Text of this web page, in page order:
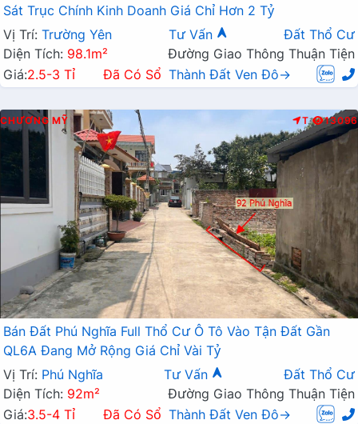
Sát Trục Chính Kinh Doanh Giá Chỉ Hơn 2 Tỷ
Vị Trí: Trường Yên Tư Vấn
Đất Thổ Cư
Diện Tích: 98.1m²
Đường Giao Thông Thuận Tiện
Giá:2.5-3 Tỉ Đã Có Sổ Thành Đất Ven Đô→
CHƯƠNG MỸ T 13096
Bán Đất Phú Nghĩa Full Thổ Cư Ô Tô Vào Tận Đất Gần
QL6A Đang Mở Rộng Giá Chỉ Vài Tỷ
Vị Trí: Phú Nghĩa Tư Vấn
Đất Thổ Cư
Diện Tích: 92m²
Đường Giao Thông Thuận Tiện
Giá:3.5-4 Tỉ Đã Có Sổ Thành Đất Ven Đô→